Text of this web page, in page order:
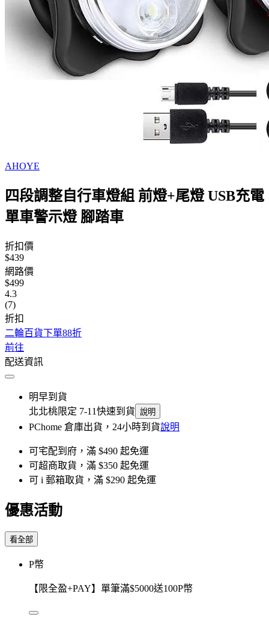
AHOYE
四段調整自行車燈組 前燈+尾燈 USB充電
單車警示燈 腳踏車
折扣價
$439
網路價
$499
4.3
(7)
折扣
二輪百貨下單88折
前往
配送資訊
明早到貨
北北桃限定 7-11快速到貨 說明
PChome 倉庫出貨，24小時到貨說明
可宅配到府，滿 $490 起免運
可超商取貨，滿 $350 起免運
可 i 郵箱取貨，滿 $290 起免運
優惠活動
看全部
P幣
【限全盈+PAY】單筆滿$5000送100P幣